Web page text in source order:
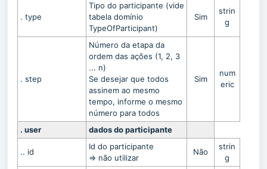
. type
Tipo do participante (vide
tabela domínio
TypeOfParticipant)
Sim
strin
g
. step
Número da etapa da
ordem das ações (1, 2, 3
... n)
Se desejar que todos
assinem ao mesmo
tempo, informe o mesmo
número para todos
Sim
num
eric
. user dados do participante
.. id
Id do participante
=> não utilizar
Não
strin
g